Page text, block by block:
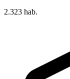
2.323 hab.